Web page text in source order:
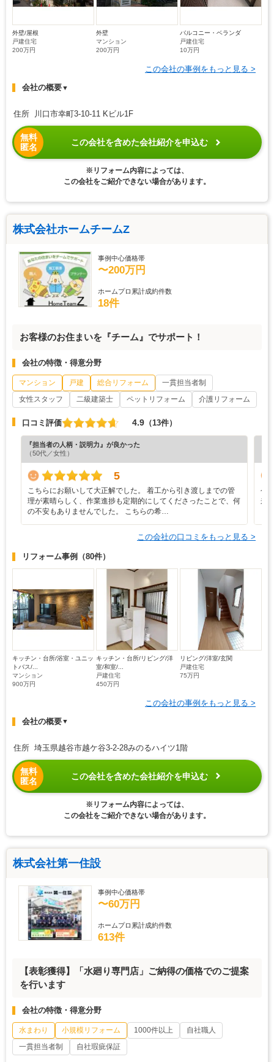
外壁/屋根
戸建住宅
200万円
外壁
マンション
200万円
バルコニー・ベランダ
戸建住宅
10万円
この会社の事例をもっと見る >
会社の概要▼
住所 川口市幸町3-10-11 Kビル1F
無料
匿名
この会社を含めた会社紹介を申込む
※リフォーム内容によっては、
この会社をご紹介できない場合があります。
株式会社ホームチームZ
事例中心価格帯
〜200万円
ホームプロ累計成約件数
18件
お客様のお住まいを『チーム』でサポート！
会社の特徴・得意分野
マンション 戸建 総合リフォーム
一貫担当者制
女性スタッフ
二級建築士 ペットリフォーム 介護リフォーム
口コミ評価 4.9 （13件）
『担当者の人柄・説明力』が良かった
（50代／女性）
5
こちらにお願いして大正解でした。 着工から引き渡しまでの管
理が素晴らしく、作業進捗も定期的にしてくださったことで、何
の不安もありませんでした。 こちらの希…
今
来
この会社の口コミをもっと見る >
リフォーム事例 （80件）
キッチン・台所/浴室・ユニッ
トバス/...
マンション
900万円
キッチン・台所/リビング/洋
室/和室/...
戸建住宅
450万円
リビング/洋室/玄関
戸建住宅
75万円
この会社の事例をもっと見る >
会社の概要▼
住所 埼玉県越谷市越ケ谷3-2-28みのるハイツ1階
無料
匿名
この会社を含めた会社紹介を申込む
※リフォーム内容によっては、
この会社をご紹介できない場合があります。
株式会社第一住設
事例中心価格帯
〜60万円
ホームプロ累計成約件数
613件
【表彰獲得】「水廻り専門店」ご納得の価格でのご提案
を行います
会社の特徴・得意分野
水まわり 小規模リフォーム 1000件以上
自社職人
一貫担当者制
自社瑕疵保証